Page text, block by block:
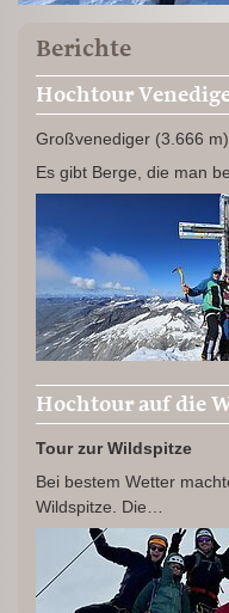
Berichte
Hochtour
Großvenediger (3.666
Es gibt Berge, die man
Hochtour auf die
Tour zur Wildspitze
Bei bestem Wetter
Wildspitze. Die…